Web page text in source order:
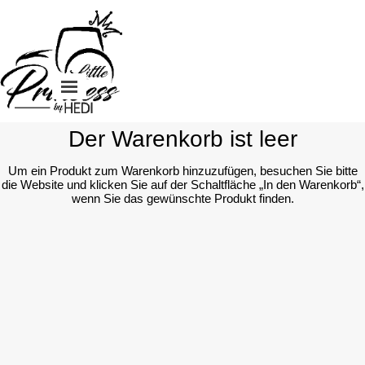
Menü überspringen
Der Warenkorb ist leer
Um ein Produkt zum Warenkorb hinzuzufügen, besuchen Sie bitte
die Website und klicken Sie auf der Schaltfläche „In den Warenkorb“,
wenn Sie das gewünschte Produkt finden.